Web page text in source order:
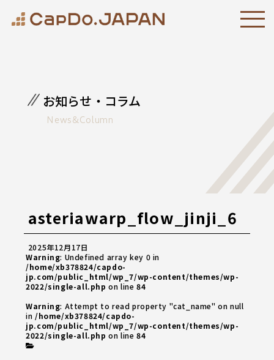
お知らせ・コラム
News&Column
asteriawarp_flow_jinji_6
2025年12月17日
Warning: Undefined array key 0 in
/home/xb378824/capdo-
jp.com/public_html/wp_7/wp-content/themes/wp-
2022/single-all.php on line84
Warning: Attempt to read property "cat_name" on null
in/home/xb378824/capdo-
jp.com/public_html/wp_7/wp-content/themes/wp-
2022/single-all.php on line84